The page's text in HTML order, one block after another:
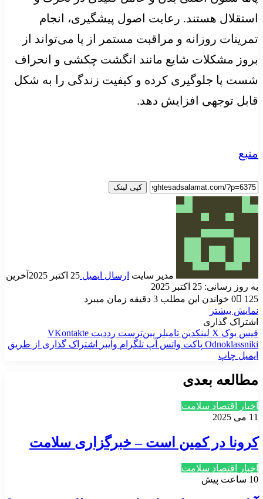
استقلال هستند. رعایت اصول پیشگیری، انجام
تمرینات روزانه و مراقبت مستمر از پا می‌تواند از
بروز مشکلات شایع مانند انگشت چکشی و انحراف
شست پا جلوگیری کرده و کیفیت زندگی را به شکل
قابل توجهی افزایش دهد.
منبع
کپی لینک
مدیر سایت ارسال ایمیل 25 اکتبر 2025
آخرین
به روز رسانی: 25 اکتبر 2025
0
125
خواندن این مطلب 3 دقیقه زمان میبرد
نمایش بیشتر
اشتراک گذاری
فیس بوک X لینکدین ‫تامبلر ‫پین‌ترست ‫رددیت ‫VKontakte
‫Odnoklassniki پاکت واتس آپ تلگرام وایبر
اشتراک گذاری از طریق
ایمیل چاپ
مطالعه بعدی
اخبار اقتصاد سلامت
11 می 2025
کرونا در کمین است – خبرگزاری سلامت
اخبار اقتصاد سلامت
10 ساعت پیش